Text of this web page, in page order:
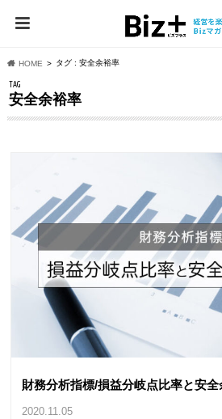
HOME タグ : 安全余裕率
TAG
安全余裕率
財務分析指標/損益分岐点比率と安全
2020.11.05